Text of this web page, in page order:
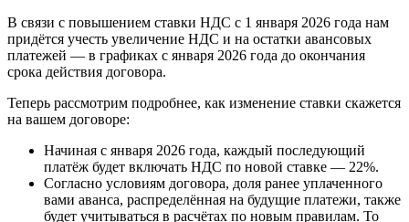
В связи с повышением ставки НДС с 1 января 2026 года нам
придётся учесть увеличение НДС и на остатки авансовых
платежей — в графиках с января 2026 года до окончания
срока действия договора.
Теперь рассмотрим подробнее, как изменение ставки скажется
на вашем договоре:
Начиная с января 2026 года, каждый последующий
платёж будет включать НДС по новой ставке — 22%.
Согласно условиям договора, доля ранее уплаченного
вами аванса, распределённая на будущие платежи, также
будет учитываться в расчётах по новым правилам. То